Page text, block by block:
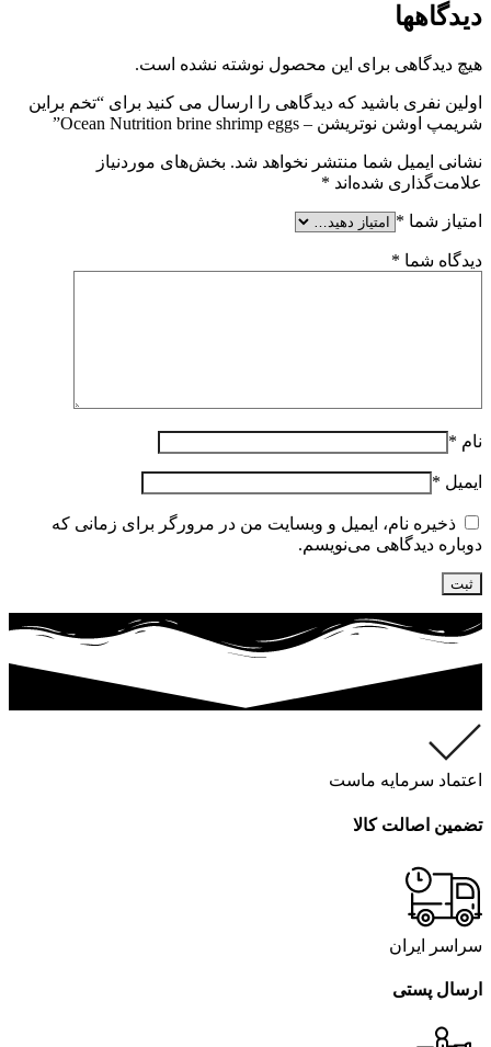
دیدگاهها
هیچ دیدگاهی برای این محصول نوشته نشده است.
اولین نفری باشید که دیدگاهی را ارسال می کنید برای “تخم براین
شریمپ اوشن نوتریشن – Ocean Nutrition brine shrimp eggs”
نشانی ایمیل شما منتشر نخواهد شد. بخش‌های موردنیاز
علامت‌گذاری شده‌اند *
امتیاز شما *
دیدگاه شما *
نام *
ایمیل *
ذخیره نام، ایمیل و وبسایت من در مرورگر برای زمانی که
دوباره دیدگاهی می‌نویسم.
اعتماد سرمایه ماست
تضمین اصالت کالا
سراسر ایران
ارسال پستی